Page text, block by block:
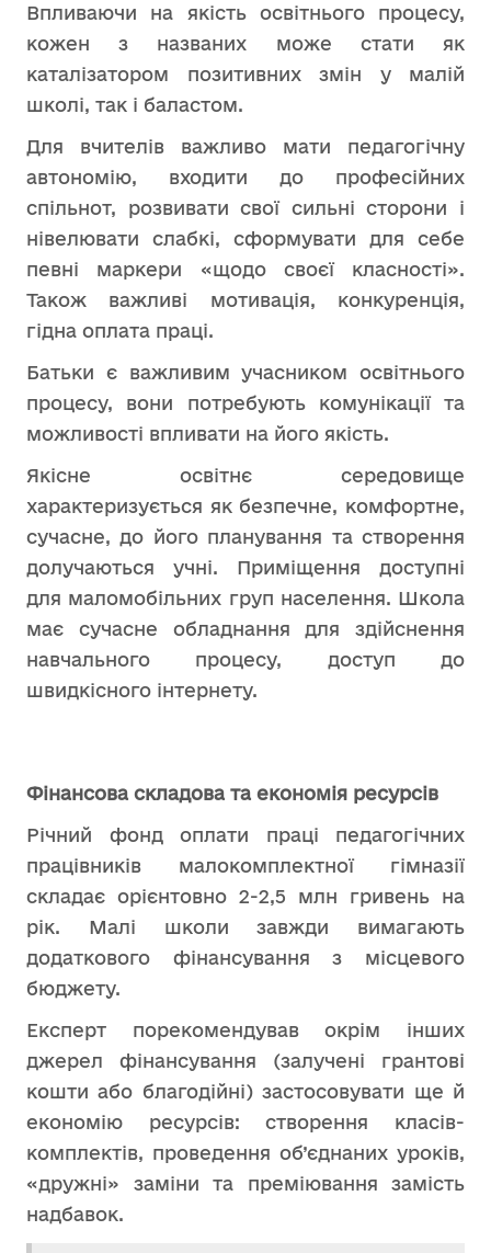
Впливаючи на якість освітнього процесу,
кожен з названих може стати як
каталізатором позитивних змін у малій
школі, так і баластом.
Для вчителів важливо мати педагогічну
автономію, входити до професійних
спільнот, розвивати свої сильні сторони і
нівелювати слабкі, сформувати для себе
певні маркери «щодо своєї класності».
Також важливі мотивація, конкуренція,
гідна оплата праці.
Батьки є важливим учасником освітнього
процесу, вони потребують комунікації та
можливості впливати на його якість.
Якісне освітнє середовище
характеризується як безпечне, комфортне,
сучасне, до його планування та створення
долучаються учні. Приміщення доступні
для маломобільних груп населення. Школа
має сучасне обладнання для здійснення
навчального процесу, доступ до
швидкісного інтернету.
Фінансова складова та економія ресурсів
Річний фонд оплати праці педагогічних
працівників малокомплектної гімназії
складає орієнтовно 2-2,5 млн гривень на
рік. Малі школи завжди вимагають
додаткового фінансування з місцевого
бюджету.
Експерт порекомендував окрім інших
джерел фінансування (залучені грантові
кошти або благодійні) застосовувати ще й
економію ресурсів: створення класів-
комплектів, проведення об’єднаних уроків,
«дружні» заміни та преміювання замість
надбавок.